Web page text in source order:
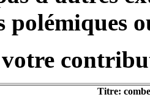
polémiques
Titre: